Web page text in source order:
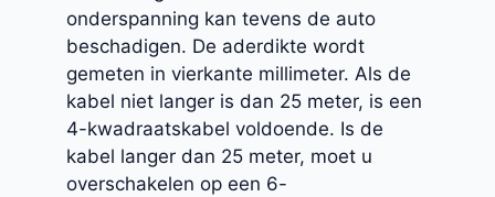
onderspanning kan tevens de auto
beschadigen. De aderdikte wordt
gemeten in vierkante millimeter. Als de
kabel niet langer is dan 25 meter, is een
4-kwadraatskabel voldoende. Is de
kabel langer dan 25 meter, moet u
overschakelen op een 6-